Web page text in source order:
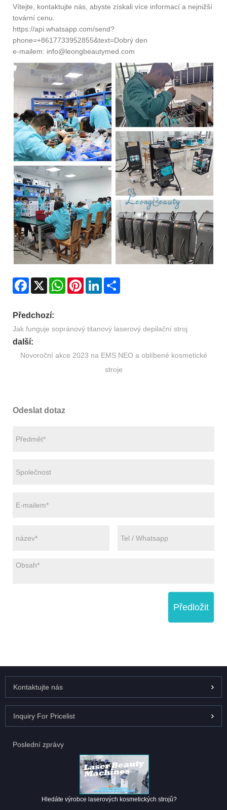
Vítejte, kontaktujte nás, abyste získali více informací a nejnižší
tovární cenu.
https://api.whatsapp.com/send?
phone=+8617733952855&text=Dobrý den
e-mailem: info@leongbeautymed.com
Facebook
X WhatsAppPinterestLinkedIn
Předchozí:
Jak funguje sopránový titanový laserový depilační stroj
další:
Novoroční akce 2023 na EMS NEO a oblíbené kosmetické
stroje
Odeslat dotaz
Předložit
Kontaktujte nás
Inquiry For Pricelist
Poslední zprávy
Hledáte výrobce laserových kosmetických strojů?